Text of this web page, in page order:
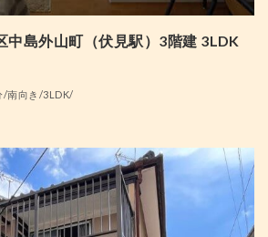
中島外山町（伏見駅）3階建 3LDK
/南向き/3LDK/